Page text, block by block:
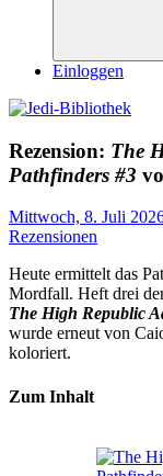
Einloggen
Rezension: The
Pathfinders #3
Mittwoch, 8. Juli
Rezensionen
Heute ermittelt das
Mordfall. Heft drei
The High Republic
wurde erneut von
koloriert.
Zum Inhalt